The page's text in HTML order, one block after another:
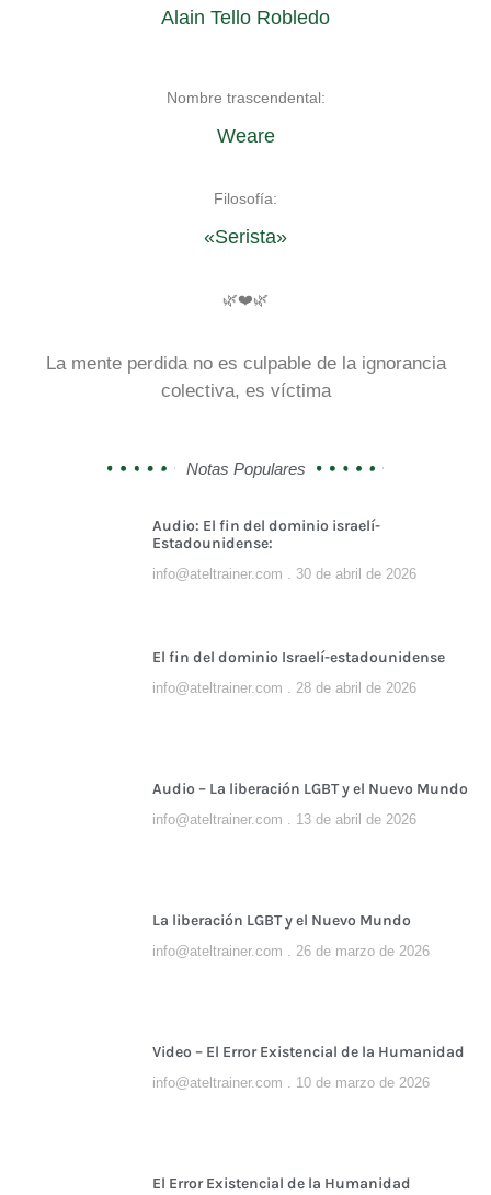
Alain Tello Robledo
Nombre trascendental:
Weare
Filosofía:
«Serista»
🌿❤️🌿
La mente perdida no es culpable de la ignorancia
colectiva, es víctima
Notas Populares
Audio: El fin del dominio israelí-
Estadounidense:
info@ateltrainer.com 30 de abril de 2026
El fin del dominio Israelí-estadounidense
info@ateltrainer.com 28 de abril de 2026
Audio – La liberación LGBT y el Nuevo Mundo
info@ateltrainer.com 13 de abril de 2026
La liberación LGBT y el Nuevo Mundo
info@ateltrainer.com 26 de marzo de 2026
Video – El Error Existencial de la Humanidad
info@ateltrainer.com 10 de marzo de 2026
El Error Existencial de la Humanidad